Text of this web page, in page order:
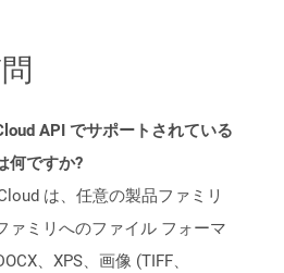
API でサポートされている
何ですか?
は、任意の製品ファミリ
ァミリへのファイル フォーマ
、XPS、画像 (TIFF、